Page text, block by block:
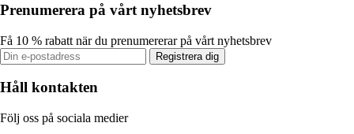
Prenumerera på vårt nyhetsbrev
Få 10 % rabatt när du prenumererar på vårt nyhetsbrev
Registrera dig
Håll kontakten
Följ oss på sociala medier